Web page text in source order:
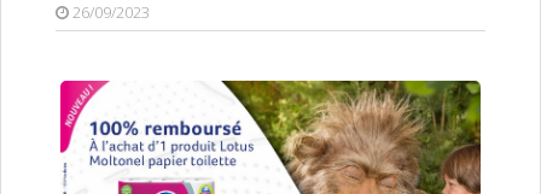
26/09/2023